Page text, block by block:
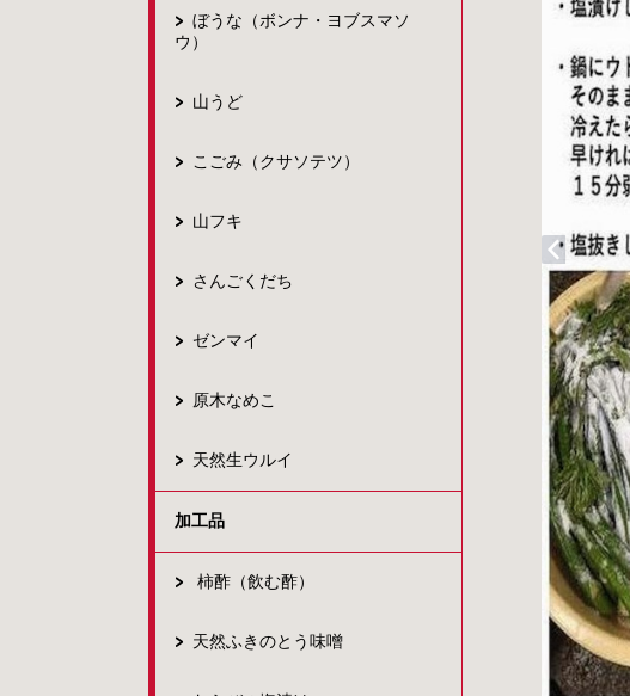
ぼうな（ボンナ・ヨブスマソ
ウ）
山うど
こごみ（クサソテツ）
山フキ
さんごくだち
ゼンマイ
原木なめこ
天然生ウルイ
加工品
柿酢（飲む酢）
天然ふきのとう味噌